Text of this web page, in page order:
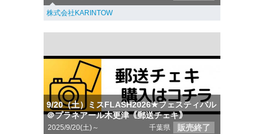
株式会社KARINTOW
9/20（土）ミスFLASH2026★フェスティバル
＠プラネアール木更津｟郵送チェキ｠
2025/9/20(土)～ 千葉県 販売終了